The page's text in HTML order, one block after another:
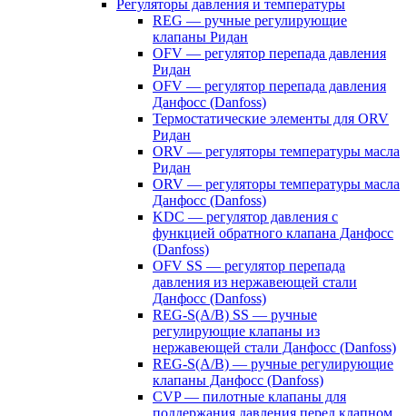
Регуляторы давления и температуры
REG — ручные регулирующие
клапаны Ридан
OFV — регулятор перепада давления
Ридан
OFV — регулятор перепада давления
Данфосс (Danfoss)
Термостатические элементы для ORV
Ридан
ORV — регуляторы температуры масла
Ридан
ORV — регуляторы температуры масла
Данфосс (Danfoss)
KDC — регулятор давления с
функцией обратного клапана Данфосс
(Danfoss)
OFV SS — регулятор перепада
давления из нержавеющей стали
Данфосс (Danfoss)
REG-S(A/B) SS — ручные
регулирующие клапаны из
нержавеющей стали Данфосс (Danfoss)
REG-S(A/B) — ручные регулирующие
клапаны Данфосс (Danfoss)
CVP — пилотные клапаны для
поддержания давления перед клапном